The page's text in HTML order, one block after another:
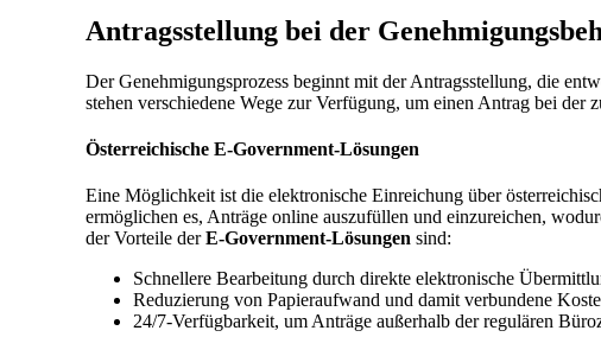
Antragsstellung bei der
Der Genehmigungsprozess beginnt mit der Antragsstellung, die
stehen verschiedene Wege zur Verfügung, um einen Antrag bei der
Österreichische E-Government-Lösungen
Eine Möglichkeit ist die elektronische Einreichung über
ermöglichen es, Anträge online auszufüllen und einzureichen,
der Vorteile derE-Government-Lösungen sind:
Schnellere Bearbeitung durch direkte elektronische
Reduzierung von Papieraufwand und damit verbundene
24/7-Verfügbarkeit, um Anträge außerhalb der regulären